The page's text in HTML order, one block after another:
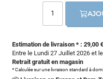
Estimation de livraison * : 29,00 €
Entre le Lundi 27 Juillet 2026 et
Retrait gratuit en magasin
* Calculée sur une livraison standard à